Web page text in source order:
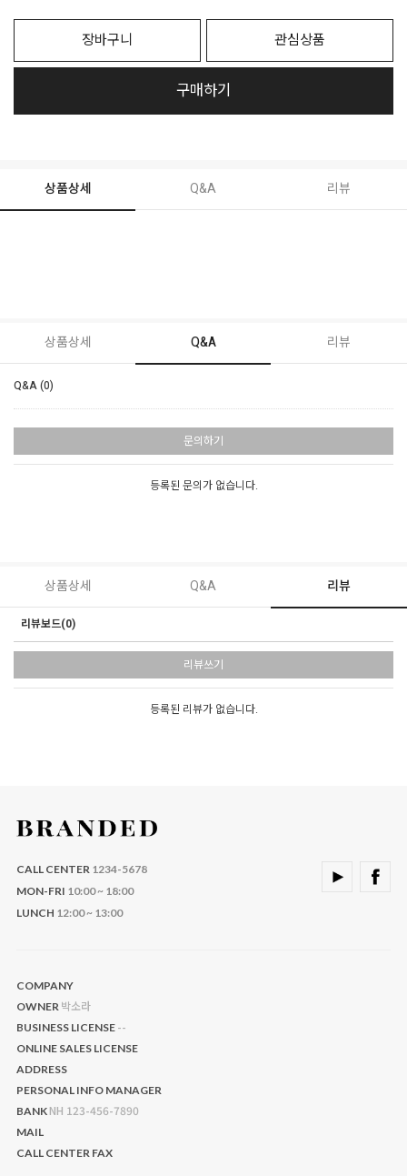
장바구니 관심상품
구매하기
상품상세 Q&A 리뷰
상품상세 Q&A 리뷰
Q&A (0)
문의하기
등록된 문의가 없습니다.
상품상세 Q&A 리뷰
리뷰보드(0)
리뷰쓰기
등록된 리뷰가 없습니다.
CALL CENTER1234-5678
MON-FRI 10:00 ~ 18:00
LUNCH 12:00 ~ 13:00
COMPANY
OWNER 박소라
BUSINESS LICENSE --
ONLINE SALES LICENSE
ADDRESS
PERSONAL INFO MANAGER
BANK NH 123-456-7890
MAIL
CALL CENTER FAX